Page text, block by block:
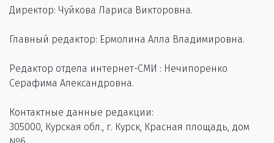
Директор: Чуйкова Лариса Викторовна.
Главный редактор: Ермолина Алла Владимировна.
Редактор отдела интернет-СМИ : Нечипоренко
Серафима Александровна.
Контактные данные редакции:
305000, Курская обл., г. Курск, Красная площадь, дом